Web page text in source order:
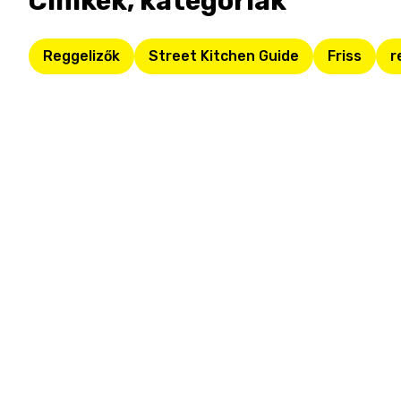
Reggelizők Street Kitchen Guide Friss